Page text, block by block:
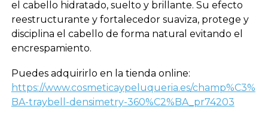
el cabello hidratado, suelto y brillante. Su efecto
reestructurante y fortalecedor suaviza, protege y
disciplina el cabello de forma natural evitando el
encrespamiento.
Puedes adquirirlo en la tienda online:
https://www.cosmeticaypeluqueria.es/champ%C3%
BA-traybell-densimetry-360%C2%BA_pr74203